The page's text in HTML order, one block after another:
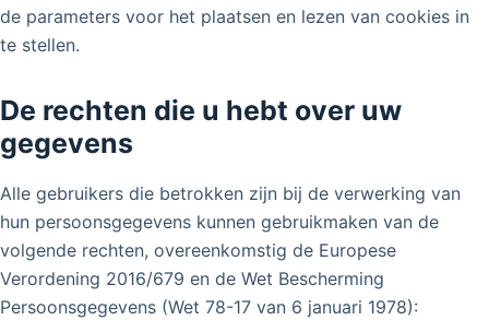
de parameters voor het plaatsen en lezen van cookies in
te stellen.
De rechten die u hebt over uw
gegevens
Alle gebruikers die betrokken zijn bij de verwerking van
hun persoonsgegevens kunnen gebruikmaken van de
volgende rechten, overeenkomstig de Europese
Verordening 2016/679 en de Wet Bescherming
Persoonsgegevens (Wet 78-17 van 6 januari 1978):